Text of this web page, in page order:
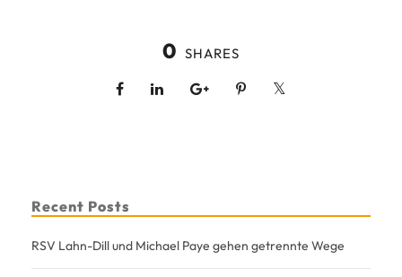
0 SHARES
Recent Posts
RSV Lahn-Dill und Michael Paye gehen getrennte Wege